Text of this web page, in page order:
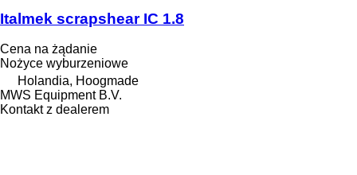
Italmek scrapshear IC 1.8
Cena na żądanie
Nożyce wyburzeniowe
Holandia, Hoogmade
MWS Equipment B.V.
Kontakt z dealerem